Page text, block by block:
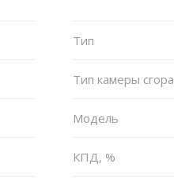
Тип
Тип камеры
Модель
КПД, %